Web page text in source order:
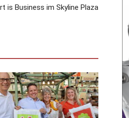
is Business im Skyline Plaza